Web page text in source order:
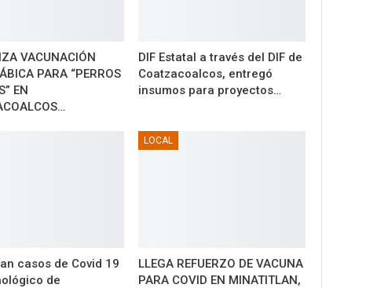
VACUNACIÓN
PARA “PERROS
EN
DIF Estatal a través del DIF de
Coatzacoalcos, entregó
insumos para proyectos…
casos de Covid 19
de
LOCAL
LLEGA REFUERZO DE VACUNA
PARA COVID EN MINATITLAN,